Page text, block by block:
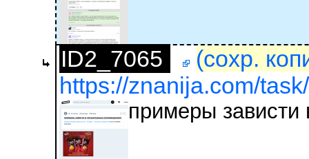
ID2_7065
(сохр.
https://znanija.com/
примеры зависти